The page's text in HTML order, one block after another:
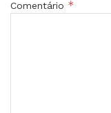
Comentário *